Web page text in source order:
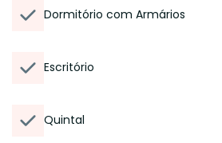
Dormitório com Armários
Escritório
Quintal